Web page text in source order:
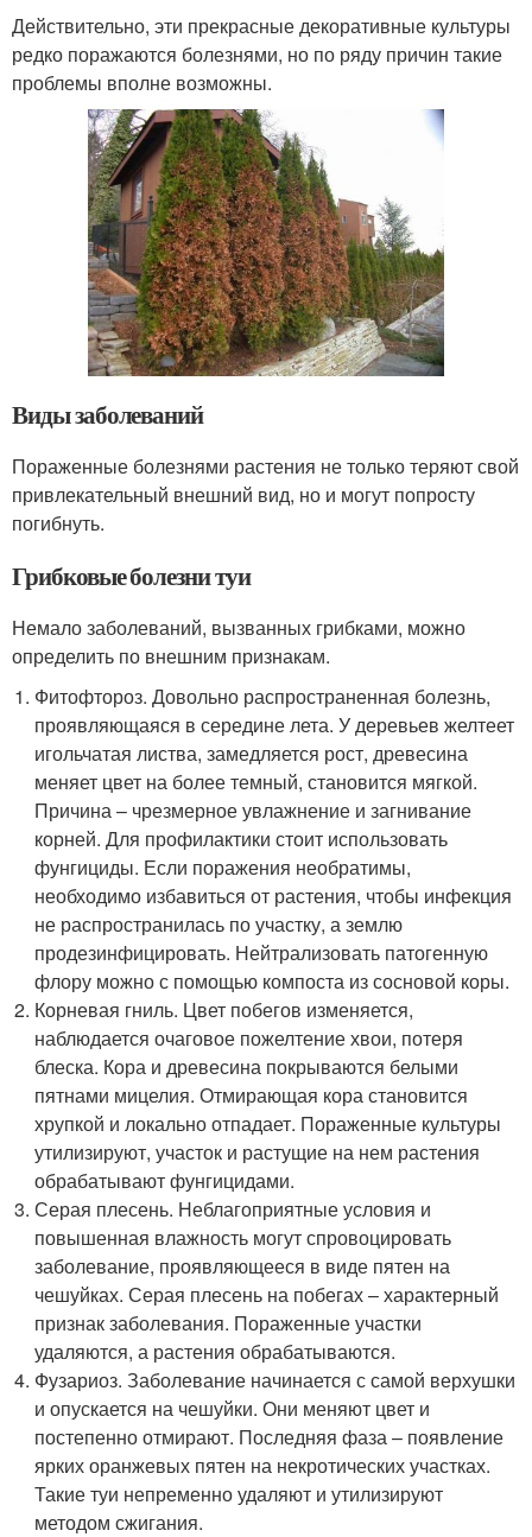
Действительно, эти прекрасные декоративные культуры
редко поражаются болезнями, но по ряду причин такие
проблемы вполне возможны.
Виды заболеваний
Пораженные болезнями растения не только теряют свой
привлекательный внешний вид, но и могут попросту
погибнуть.
Грибковые болезни туи
Немало заболеваний, вызванных грибками, можно
определить по внешним признакам.
Фитофтороз. Довольно распространенная болезнь,
проявляющаяся в середине лета. У деревьев желтеет
игольчатая листва, замедляется рост, древесина
меняет цвет на более темный, становится мягкой.
Причина – чрезмерное увлажнение и загнивание
корней. Для профилактики стоит использовать
фунгициды. Если поражения необратимы,
необходимо избавиться от растения, чтобы инфекция
не распространилась по участку, а землю
продезинфицировать. Нейтрализовать патогенную
флору можно с помощью компоста из сосновой коры.
Корневая гниль. Цвет побегов изменяется,
наблюдается очаговое пожелтение хвои, потеря
блеска. Кора и древесина покрываются белыми
пятнами мицелия. Отмирающая кора становится
хрупкой и локально отпадает. Пораженные культуры
утилизируют, участок и растущие на нем растения
обрабатывают фунгицидами.
Серая плесень. Неблагоприятные условия и
повышенная влажность могут спровоцировать
заболевание, проявляющееся в виде пятен на
чешуйках. Серая плесень на побегах – характерный
признак заболевания. Пораженные участки
удаляются, а растения обрабатываются.
Фузариоз. Заболевание начинается с самой верхушки
и опускается на чешуйки. Они меняют цвет и
постепенно отмирают. Последняя фаза – появление
ярких оранжевых пятен на некротических участках.
Такие туи непременно удаляют и утилизируют
методом сжигания.